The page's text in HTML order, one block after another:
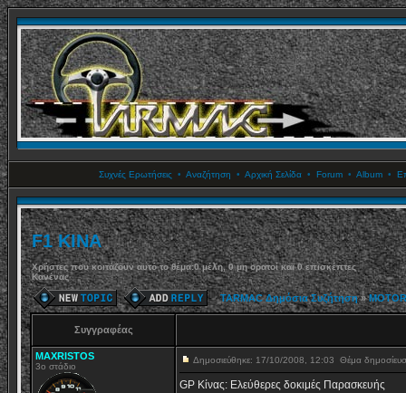
Συχνές Ερωτήσεις • Αναζήτηση • Αρχική Σελίδα• Forum• Album•
F1 ΚΙΝΑ
Χρήστες που κοιτάζουν αυτό το θέμα:0 μέλη, 0 μη ορατοί και 0 επισκέπτες
Κανένας
TARMAC Δημόσια Συζήτηση»
Συγγραφέας
MAXRISTOS
3ο στάδιο
Δημοσιεύθηκε: 17/10/2008, 12:03 Θέμα
GP Κίνας: Ελεύθερες δοκιμές Παρασκευής